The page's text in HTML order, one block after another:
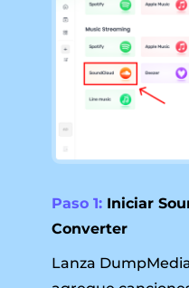
Paso 1: Iniciar
Converter
Lanza